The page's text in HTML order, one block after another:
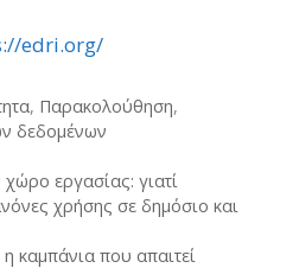
edri.org/
, Παρακολούθηση,
δεδομένων
εργασίας: γιατί
χρήσης σε δημόσιο και
καμπάνια που απαιτεί